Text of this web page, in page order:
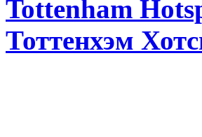
Tottenham
Тоттенхэм